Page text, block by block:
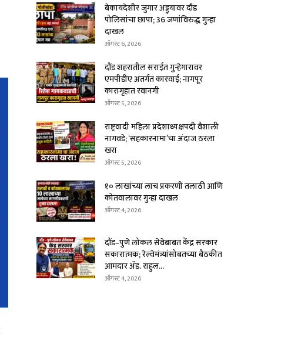
बेकायदेशीर जुगार अड्ड्यावर दौंड
पोलिसांचा छापा; 36 जणांविरुद्ध गुन्हा
दाखल
ऑगस्ट 6, 2026
दौंड शहरातील सराईत गुन्हेगारावर
एमपीडीए अंतर्गत कारवाई; नागपूर
कारागृहात रवानगी
ऑगस्ट 5, 2026
राष्ट्रवादी महिला प्रदेशाध्यक्षपदी वैशाली
नागवडे; ‘सहकारनामा’चा अंदाज ठरला
खरा
ऑगस्ट 5, 2026
१० लाखांच्या लाच प्रकरणी तलाठी आणि
कोतवालावर गुन्हा दाखल
ऑगस्ट 4, 2026
दौंड–पुणे लोकल सेवेबाबत केंद्र सरकार
सकारात्मक; रेल्वेमंत्र्यांसोबतच्या बैठकीत
आमदार ॲड. राहुल...
ऑगस्ट 4, 2026